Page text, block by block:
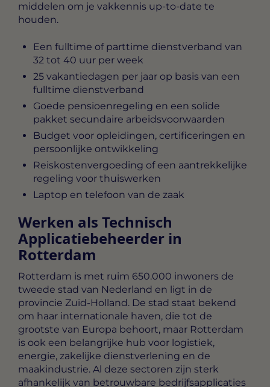
middelen om je vakkennis up-to-date te
houden.
Een fulltime of parttime dienstverband van
32 tot 40 uur per week
25 vakantiedagen per jaar op basis van een
fulltime dienstverband
Goede pensioenregeling en een solide
pakket secundaire arbeidsvoorwaarden
Budget voor opleidingen, certificeringen en
persoonlijke ontwikkeling
Reiskostenvergoeding of een aantrekkelijke
regeling voor thuiswerken
Laptop en telefoon van de zaak
Werken als Technisch
Applicatiebeheerder in
Rotterdam
Rotterdam is met ruim 650.000 inwoners de
tweede stad van Nederland en ligt in de
provincie Zuid-Holland. De stad staat bekend
om haar internationale haven, die tot de
grootste van Europa behoort, maar Rotterdam
is ook een belangrijke hub voor logistiek,
energie, zakelijke dienstverlening en de
maakindustrie. Al deze sectoren zijn sterk
afhankelijk van betrouwbare bedrijfsapplicaties